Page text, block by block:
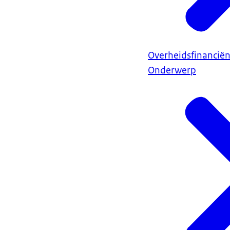
Overheidsfinanciën
Onderwerp